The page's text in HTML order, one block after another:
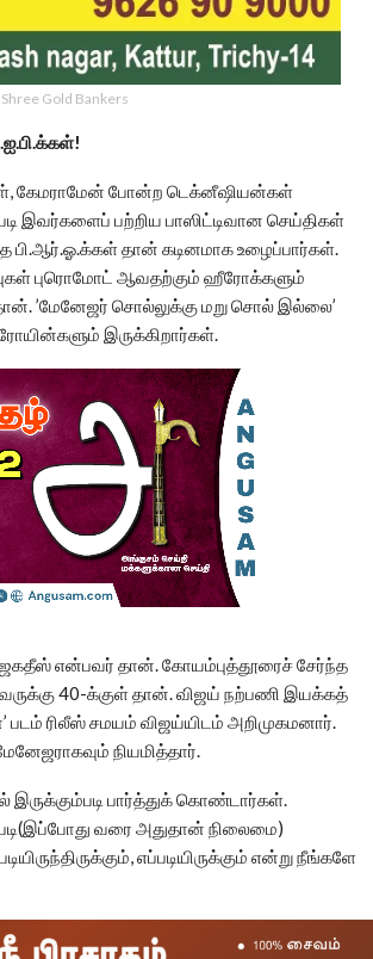
Gold Bankers
கேமராமேன் போன்ற டெக்னீஷியன்கள்
இவர்களைப் பற்றிய பாஸிட்டிவான செய்திகள்
பி.ஆர்.ஓ.க்கள் தான் கடினமாக உழைப்பார்கள்.
புரொமோட் ஆவதற்கும் ஹீரோக்களும்
’மேனேஜர் சொல்லுக்கு மறு சொல் இல்லை’
இருக்கிறார்கள்.
என்பவர் தான். கோயம்புத்தூரைச் சேர்ந்த
40-க்குள் தான். விஜய் நற்பணி இயக்கத்
படம் ரிலீஸ் சமயம் விஜய்யிடம் அறிமுகமனார்.
நியமித்தார்.
இருக்கும்படி பார்த்துக் கொண்டார்கள்.
வரை அதுதான் நிலைமை)
எப்படியிருக்கும் என்று நீங்களே